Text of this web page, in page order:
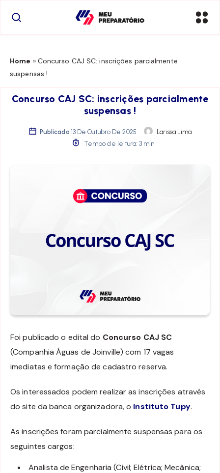
Home » Concurso CAJ SC: inscrições parcialmente
suspensas !
Concurso CAJ SC: inscrições parcialmente
suspensas !
Publicado 13 De Outubro De 2025
Larissa Lima
Tempo de leitura: 3 min
Foi publicado o edital do Concurso CAJ SC
(Companhia Águas de Joinville) com 17 vagas
imediatas e formação de cadastro reserva.
Os interessados podem realizar as inscrições através
do site da banca organizadora, o Instituto Tupy.
As inscrições foram parcialmente suspensas para os
seguintes cargos:
Analista de Engenharia (Civil; Elétrica; Mecânica;